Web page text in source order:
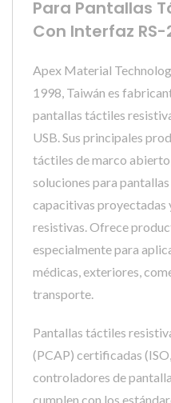
Para Pantallas
Con Interfaz RS-
Apex Material
1998, Taiwán es
pantallas táctiles
USB. Sus principales
táctiles de marco
soluciones para
capacitivas proyectadas
resistivas. Ofrece
especialmente para
médicas, exteriores,
transporte.
Pantallas táctiles
(PCAP) certificadas
controladores de
cumplen con los